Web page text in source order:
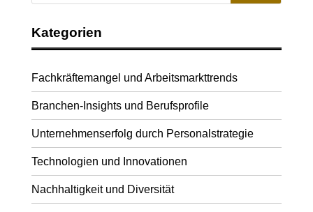
Kategorien
Fachkräftemangel und Arbeitsmarkttrends
Branchen-Insights und Berufsprofile
Unternehmenserfolg durch Personalstrategie
Technologien und Innovationen
Nachhaltigkeit und Diversität